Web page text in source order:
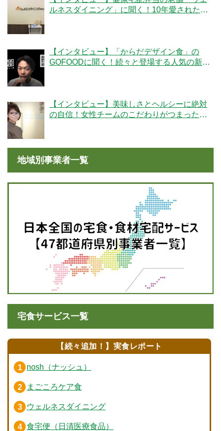
ルネスダイニング」に聞く！10年愛された秘
【インタビュー】「からだデザイン食」の
GOFOODに聞く！続々と登場する人気の新メ
【インタビュー】美味しさとヘルシーに絶対
の自信！女性チームのこだわりがつまった
地域別事業者一覧
宅食サービス一覧
【続々追加！】実食レポート
nosh（ナッシュ）
まごころケア食
ウェルネスダイニング
食宅便（日清医療食品）